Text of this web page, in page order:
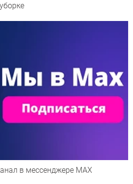
в мессенджере МАХ